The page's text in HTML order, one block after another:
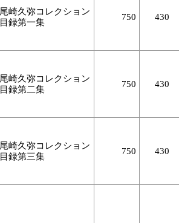
尾崎久弥コレクション
目録第一集
750 430
尾崎久弥コレクション
目録第二集
750 430
尾崎久弥コレクション
目録第三集
750 430